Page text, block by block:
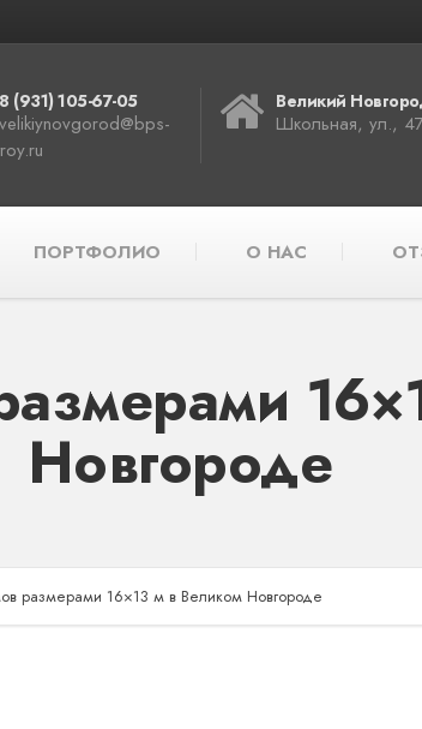
8 (931) 105-67-05
velikiynovgorod@bps-
Великий
Школьная, ул., 47
ПОРТФОЛИО О НАС
Новгороде
размерами 16×13 м в Великом Новгороде